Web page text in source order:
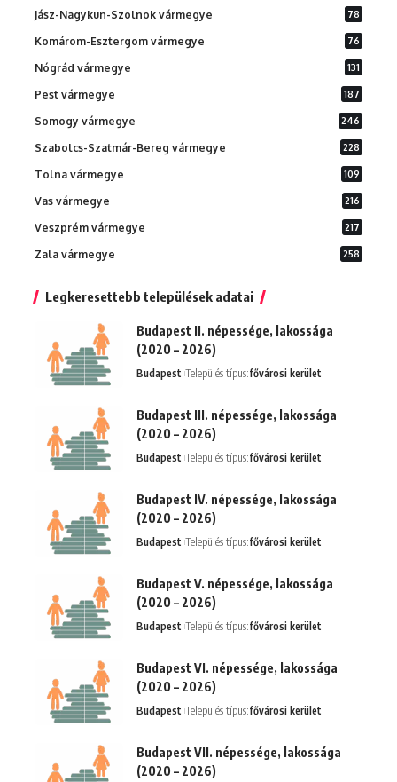
Jász-Nagykun-Szolnok vármegye 78
Komárom-Esztergom vármegye 76
Nógrád vármegye 131
Pest vármegye 187
Somogy vármegye 246
Szabolcs-Szatmár-Bereg vármegye 228
Tolna vármegye 109
Vas vármegye 216
Veszprém vármegye 217
Zala vármegye 258
Legkeresettebb települések adatai
Budapest II. népessége, lakossága
(2020 – 2026)
Budapest Település típus:fővárosi kerület
Budapest III. népessége, lakossága
(2020 – 2026)
Budapest Település típus:fővárosi kerület
Budapest IV. népessége, lakossága
(2020 – 2026)
Budapest Település típus:fővárosi kerület
Budapest V. népessége, lakossága
(2020 – 2026)
Budapest Település típus:fővárosi kerület
Budapest VI. népessége, lakossága
(2020 – 2026)
Budapest Település típus:fővárosi kerület
Budapest VII. népessége, lakossága
(2020 – 2026)